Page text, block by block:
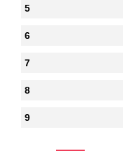
5
6
7
8
9